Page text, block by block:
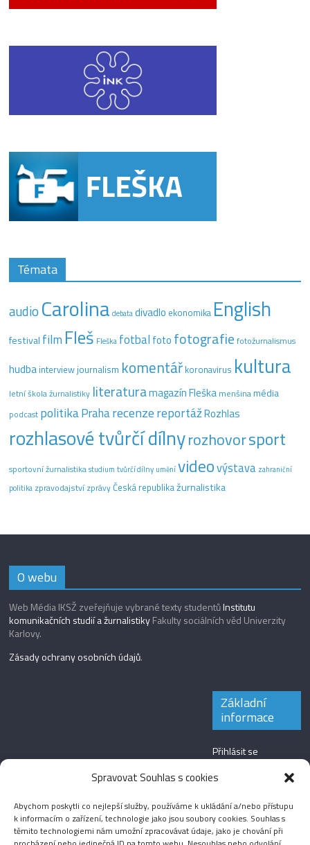
Spravovat Souhlas s cookies
Abychom poskytli co nejlepší služby, používáme k ukládání a/nebo přístupu
k informacím o zařízení, technologie jako jsou soubory cookies. Souhlas s
těmito technologiemi nám umožní zpracovávat údaje, jako je chování při
Témata
audio Carolina debata divadlo ekonomika English
festival film Fleš Fleška fotbal foto fotografie fotožurnalismus
hudba interview journalism komentář koronavirus kultura
letní škola žurnalistiky literaturamagazín Fleška menšinamédia
podcast politikaPraharecenzereportážRozhlas
rozhlasové tvůrčí dílnyrozhovorsport
sportovní žurnalistika studium tvůrčí dílny uměnívideovýstava zahraniční
politika zpravodajstvízprávyČeská republikažurnalistika
O webu
Web Média IKSŽ zveřejňuje vybrané texty studentůInstitutu
komunikačních studií a žurnalistikyFakulty sociálních věd Univerzity
Karlovy.
Zásady ochrany osobních údajů.
Základní
informace
Přihlásit se
Zdroj kanálů
Kanál komentářů
Česká lokalizace